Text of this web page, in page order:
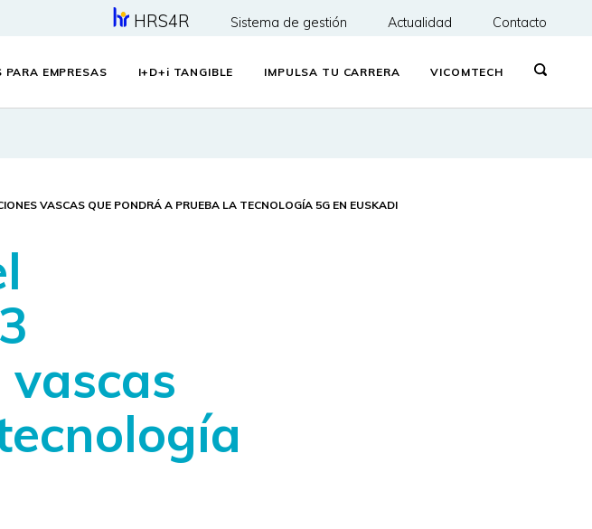
HRS4R Sistema de gestión Actualidad Contacto
PARA EMPRESAS I+D+ i TANGIBLE IMPULSA TU CARRERA VICOMTECH
VASCAS QUE PONDRÁ A PRUEBA LA TECNOLOGÍA 5G EN EUSKADI